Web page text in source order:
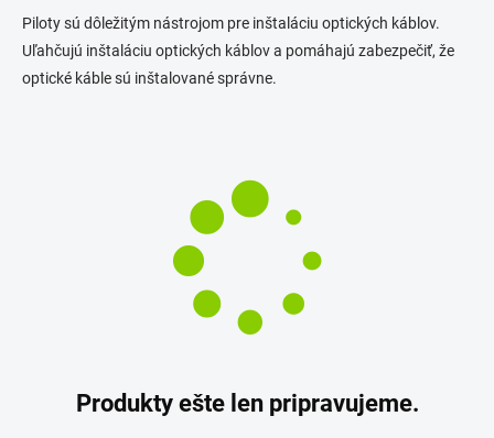
Piloty sú dôležitým nástrojom pre inštaláciu optických káblov.
Uľahčujú inštaláciu optických káblov a pomáhajú zabezpečiť, že
optické káble sú inštalované správne.
Produkty ešte len pripravujeme.